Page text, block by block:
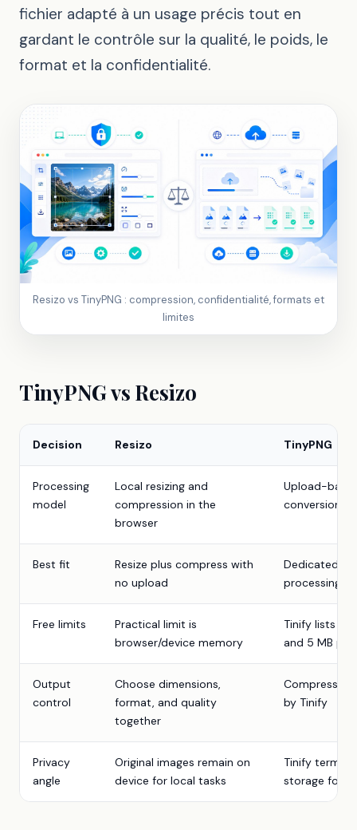
fichier adapté à un usage précis tout en
gardant le contrôle sur la qualité, le poids, le
format et la confidentialité.
Resizo vs TinyPNG : compression, confidentialité, formats et
limites
TinyPNG vs Resizo
Decision Resizo TinyPNG
Processing
model
Local resizing and
compression in the
browser
Upload-
conversion
Best fit
Resize plus compress with
no upload
Dedicated
processing
Free limits
Practical limit is
browser/device memory
Tinify lists 20
and 5 MB
Output
control
Choose dimensions,
format, and quality
together
by Tinify
Privacy
angle
Original images remain on
device for local tasks
Tinify terms
storage for